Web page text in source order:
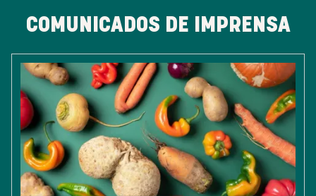
COMUNICADOS DE IMPRENSA